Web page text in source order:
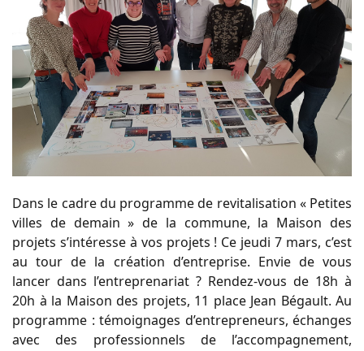
Dans le cadre du programme de revitalisation « Petites
villes de demain » de la commune, la Maison des
projets s’intéresse à vos projets ! Ce jeudi 7 mars, c’est
au tour de la création d’entreprise. Envie de vous
lancer dans l’entreprenariat ? Rendez-vous de 18h à
20h à la Maison des projets, 11 place Jean Bégault. Au
programme : témoignages d’entrepreneurs, échanges
avec des professionnels de l’accompagnement,